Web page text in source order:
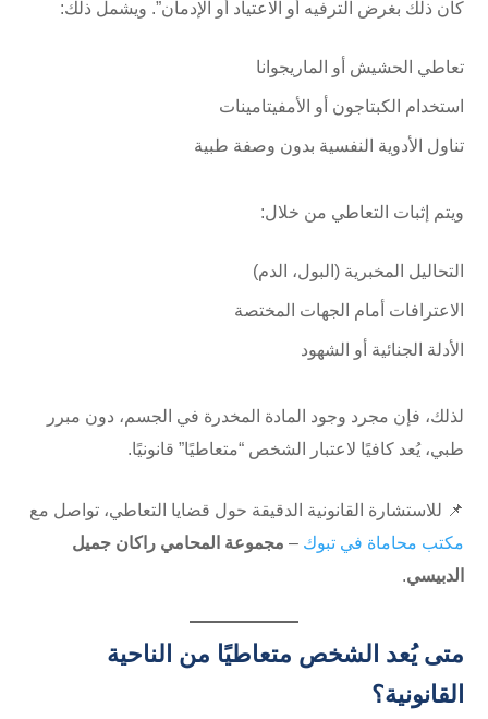
كان ذلك بغرض الترفيه أو الاعتياد أو الإدمان”. ويشمل ذلك:
تعاطي الحشيش أو الماريجوانا
استخدام الكبتاجون أو الأمفيتامينات
تناول الأدوية النفسية بدون وصفة طبية
ويتم إثبات التعاطي من خلال:
التحاليل المخبرية (البول، الدم)
الاعترافات أمام الجهات المختصة
الأدلة الجنائية أو الشهود
لذلك، فإن مجرد وجود المادة المخدرة في الجسم، دون مبرر
طبي، يُعد كافيًا لاعتبار الشخص “متعاطيًا” قانونيًا.
📌 للاستشارة القانونية الدقيقة حول قضايا التعاطي، تواصل مع
مكتب محاماة في تبوك – مجموعة المحامي راكان جميل
الدبيسي.
متى يُعد الشخص متعاطيًا من الناحية
القانونية؟